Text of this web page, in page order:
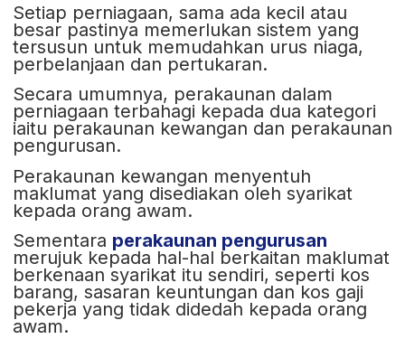
Setiap perniagaan, sama ada kecil atau
besar pastinya memerlukan sistem yang
tersusun untuk memudahkan urus niaga,
perbelanjaan dan pertukaran.
Secara umumnya, perakaunan dalam
perniagaan terbahagi kepada dua kategori
iaitu perakaunan kewangan dan perakaunan
pengurusan.
Perakaunan kewangan menyentuh
maklumat yang disediakan oleh syarikat
kepada orang awam.
Sementara perakaunan pengurusan
merujuk kepada hal-hal berkaitan maklumat
berkenaan syarikat itu sendiri, seperti kos
barang, sasaran keuntungan dan kos gaji
pekerja yang tidak didedah kepada orang
awam.